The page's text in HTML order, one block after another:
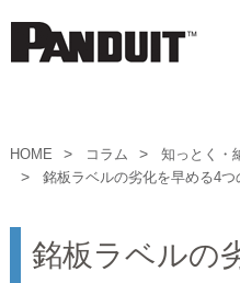
HOME コラム
知っとく・
銘板ラベルの劣化を早める4
銘板ラベルの